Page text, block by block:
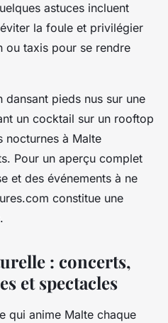
astuces incluent
la foule et privilégier
ou taxis pour se rendre
dansant pieds nus sur une
un cocktail sur un rooftop
nocturnes à Malte
Pour un aperçu complet
et des événements à ne
constitue une
: concerts,
et spectacles
qui anime Malte chaque